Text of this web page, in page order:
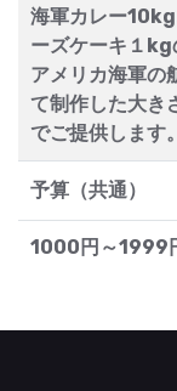
海軍カレー
ーズケーキ１kg
アメリカ海軍の
て制作した大
でご提供します。
予算（共通）
1000円～1999